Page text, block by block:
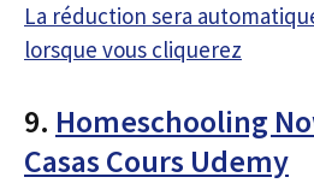
La réduction sera
lorsque vous cliquerez
9. Homeschooling
Casas Cours Udemy